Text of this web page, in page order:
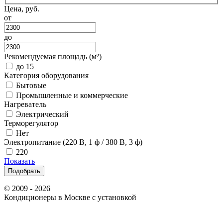
Цена, руб.
от
до
Рекомендуемая площадь (м²)
до 15
Категория оборудования
Бытовые
Промышленные и коммерческие
Нагреватель
Электрический
Терморегулятор
Нет
Электропитание (220 В, 1 ф / 380 В, 3 ф)
220
Показать
Подобрать
© 2009 - 2026
Кондиционеры в Москве с установкой